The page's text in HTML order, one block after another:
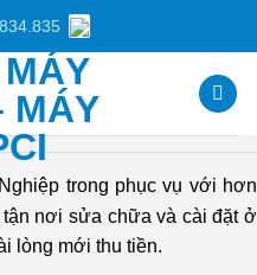
trong phục vụ với hơn
nơi sửa chữa và cài đặt ở
lòng mới thu tiền.